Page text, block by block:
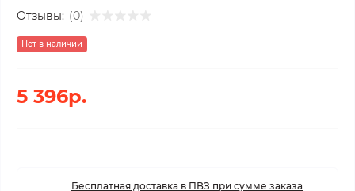
Отзывы: (0)
Нет в наличии
5 396р.
Бесплатная доставка в ПВЗ при сумме заказа